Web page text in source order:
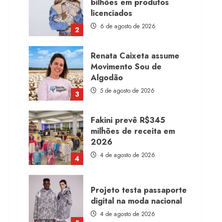
2
bilhões em produtos
licenciados
6 de agosto de 2026
3
Renata Caixeta assume
Movimento Sou de
Algodão
5 de agosto de 2026
4
Fakini prevê R$345
milhões de receita em
2026
4 de agosto de 2026
Projeto testa passaporte
digital na moda nacional
4 de agosto de 2026